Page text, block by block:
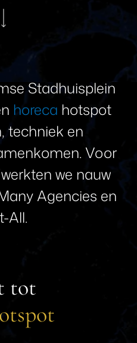
Stadhuisplein
horeca hotspot
techniek en
Voor
werkten we nauw
Agencies en
All.
tot